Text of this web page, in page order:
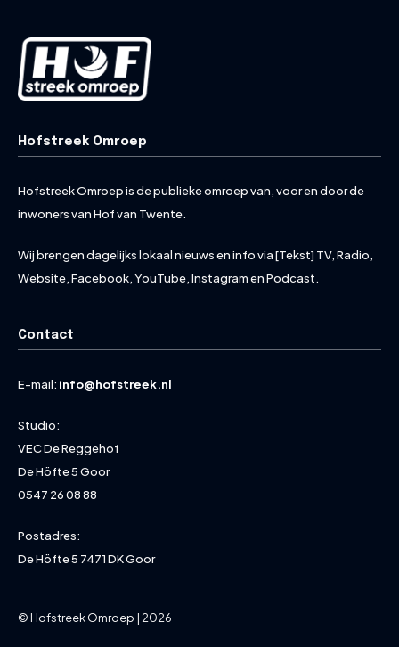
Hofstreek Omroep
Hofstreek Omroep is de publieke omroep van, voor en door de
inwoners van Hof van Twente.
Wij brengen dagelijks lokaal nieuws en info via [Tekst] TV, Radio,
Website, Facebook, YouTube, Instagram en Podcast.
Contact
E-mail: info@hofstreek.nl
Studio:
VEC De Reggehof
De Höfte 5 Goor
0547 26 08 88
Postadres:
De Höfte 5 7471 DK Goor
© Hofstreek Omroep | 2026